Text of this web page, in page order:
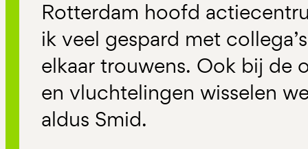
Rotterdam hoofd
ik veel gespard met
elkaar trouwens. Ook bij de
en vluchtelingen wisselen
aldus Smid.